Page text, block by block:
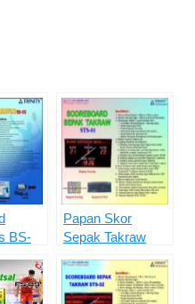
BS-
Papan Skor
Sepak Takraw